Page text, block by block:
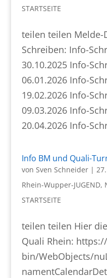
STARTSEITE
teilen teilen Melde-
Schreiben: Info-
30.10.2025 Info-
06.01.2026 Info-
19.02.2026 Info-
09.03.2026 Info-
20.04.2026 Info-
Info BM und Quali-
von Sven Schneider|
Rhein-Wupper-JUGEND,
STARTSEITE
teilen teilen Hier
Quali Rhein:
bin/WebObjects/